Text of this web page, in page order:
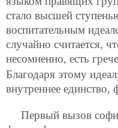
стало высшей
воспитательным
случайно считается,
несомненно, есть
Благодаря этому
внутреннее единство,
Первый вызов